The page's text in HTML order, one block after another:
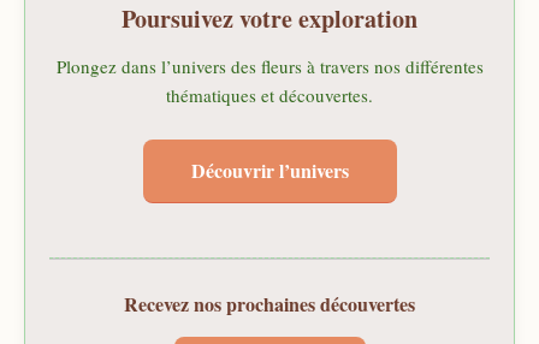
Poursuivez votre exploration
Plongez dans l’univers des fleurs à travers nos différentes
thématiques et découvertes.
Découvrir l’univers
Recevez nos prochaines découvertes